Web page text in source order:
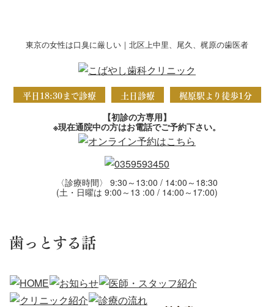
東京の女性は口臭に厳しい｜北区上中里、尾久、梶原の歯医者
平日18:30まで診療 土日診療 梶原駅より徒歩1分
【初診の方専用】
※現在通院中の方はお電話でご予約下さい。
〈診療時間〉 9:30～13:00 / 14:00～18:30
(土・日曜は 9:00～13 :00 / 14:00～17:00)
歯っとする話